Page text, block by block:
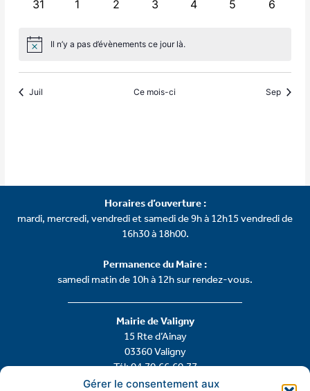
Gérer le consentement aux
0
31
0
1
0
2
0
3
0
4
0
5
0
6
NoticeIl n’y a pas d’évènements ce jour là.
Juil Ce mois-ci Sep
Mairie de Valigny
15 Rte d’Ainay
03360 Valigny
Tél: 04.70.66.60.77
Horaires d’ouverture :
mardi, mercredi, vendredi et samedi de 9h à 12h15 vendredi de
16h30 à 18h00.
Permanence du Maire :
samedi matin de 10h à 12h sur rendez-vous.